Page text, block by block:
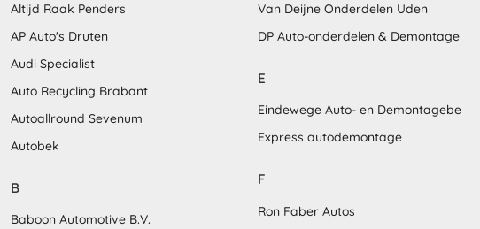
Altijd Raak Penders
AP Auto's Druten
Audi Specialist
Auto Recycling Brabant
Autoallround Sevenum
Autobek
B
Baboon Automotive B.V.
Van Deijne Onderdelen Uden
DP Auto-onderdelen & Demontage
E
Eindewege Auto- en Demontagebe
Express autodemontage
F
Ron Faber Autos